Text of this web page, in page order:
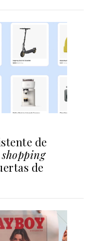
de
shopping
de